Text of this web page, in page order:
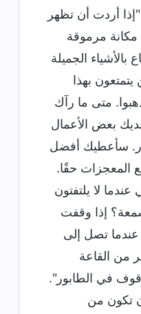
أردت أن تظهر
مكانة مرموقة
الجميلة
بهذا
متى ما رآك
بعض الأعمال
سأعطيك أفضل
المعجزات حقًا.
لا يلتفتون
إذا وقفت
عندما تصل إلى
من القاعة
في الطابور".
تكون من